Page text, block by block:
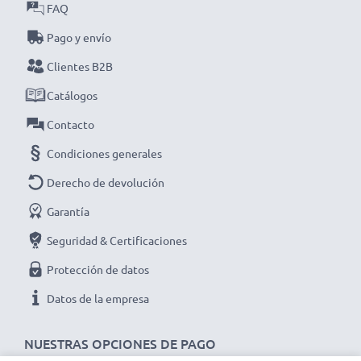
NUESTRAS OPCIONES DE PAGO
FAQ
Pago y envío
Clientes B2B
Catálogos
Contacto
Condiciones generales
Derecho de devolución
Garantía
Seguridad & Certificaciones
Protección de datos
Datos de la empresa